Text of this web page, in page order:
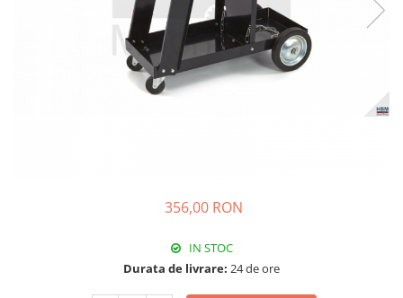
356,00 RON
IN STOC
Durata de livrare: 24 de ore